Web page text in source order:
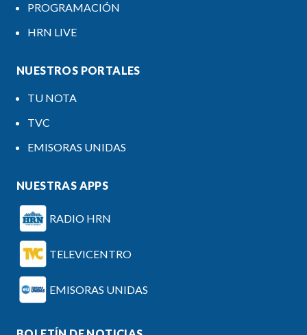
PROGRAMACIÓN
HRN LIVE
NUESTROS PORTALES
TU NOTA
TVC
EMISORAS UNIDAS
NUESTRAS APPS
RADIO HRN
TELEVICENTRO
EMISORAS UNIDAS